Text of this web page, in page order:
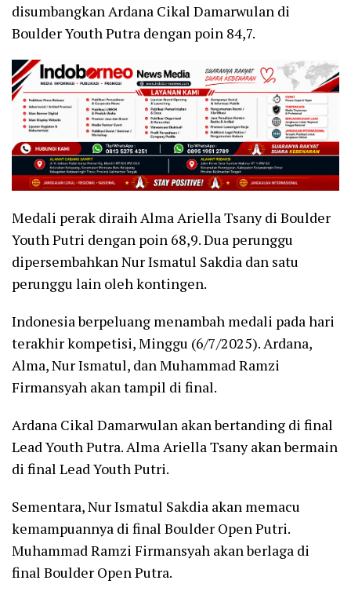
disumbangkan Ardana Cikal Damarwulan di
Boulder Youth Putra dengan poin 84,7.
Medali perak diraih Alma Ariella Tsany di Boulder
Youth Putri dengan poin 68,9. Dua perunggu
dipersembahkan Nur Ismatul Sakdia dan satu
perunggu lain oleh kontingen.
Indonesia berpeluang menambah medali pada hari
terakhir kompetisi, Minggu (6/7/2025). Ardana,
Alma, Nur Ismatul, dan Muhammad Ramzi
Firmansyah akan tampil di final.
Ardana Cikal Damarwulan akan bertanding di final
Lead Youth Putra. Alma Ariella Tsany akan bermain
di final Lead Youth Putri.
Sementara, Nur Ismatul Sakdia akan memacu
kemampuannya di final Boulder Open Putri.
Muhammad Ramzi Firmansyah akan berlaga di
final Boulder Open Putra.